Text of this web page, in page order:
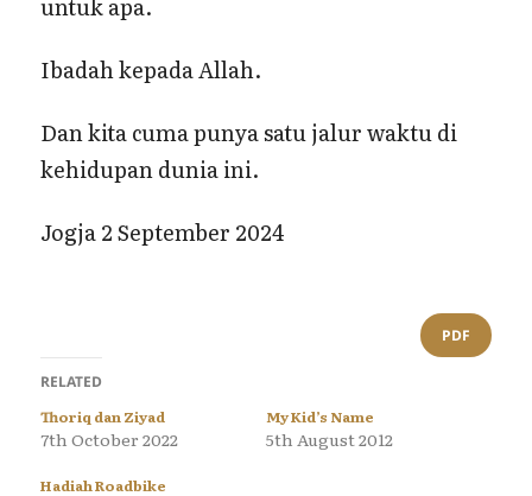
untuk apa.
Ibadah kepada Allah.
Dan kita cuma punya satu jalur waktu di
kehidupan dunia ini.
Jogja 2 September 2024
PDF
RELATED
Thoriq dan Ziyad
7th October 2022
My Kid’s Name
5th August 2012
Hadiah Roadbike